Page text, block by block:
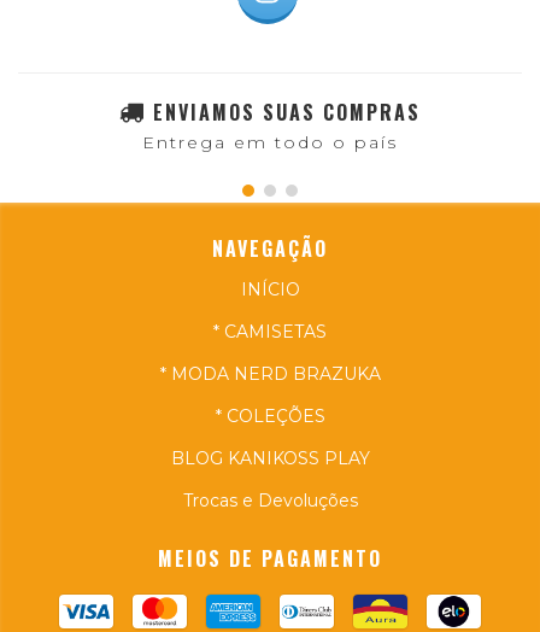
ENVIAMOS SUAS COMPRAS
Entrega em todo o país
NAVEGAÇÃO
INÍCIO
* CAMISETAS
* MODA NERD BRAZUKA
* COLEÇÕES
BLOG KANIKOSS PLAY
Trocas e Devoluções
MEIOS DE PAGAMENTO